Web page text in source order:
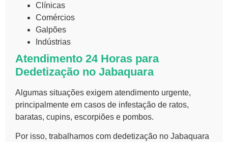
Clínicas
Comércios
Galpões
Indústrias
Atendimento 24 Horas para
Dedetização no Jabaquara
Algumas situações exigem atendimento urgente,
principalmente em casos de infestação de ratos,
baratas, cupins, escorpiões e pombos.
Por isso, trabalhamos com dedetização no Jabaquara